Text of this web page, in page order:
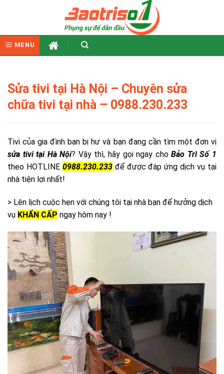
MENU
Sửa tivi tại Hà Nội – Chuyên sửa
chữa tivi tại nhà – 0988.230.233
Tivi của gia đình bạn bị hư và bạn đang cần tìm một đơn vị
sửa tivi tại Hà Nội? Vậy thì, hãy gọi ngay choBảo Trì Số 1
theo HOTLINE 0988.230.233để được đáp ứng dịch vụ tại
nhà tiện lợi nhất!
> Lên lịch cuộc hẹn với chúng tôi tại nhà bạn để hưởng dịch
vụ KHẨN CẤP ngay hôm nay !